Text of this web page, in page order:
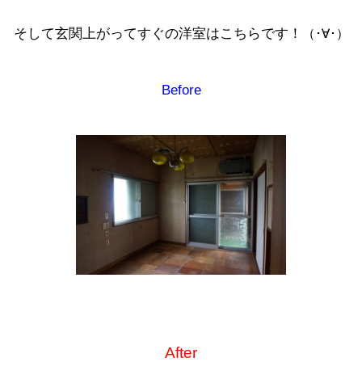
そして玄関上がってすぐの洋室はこちらです！ （･∀･）
Before
After